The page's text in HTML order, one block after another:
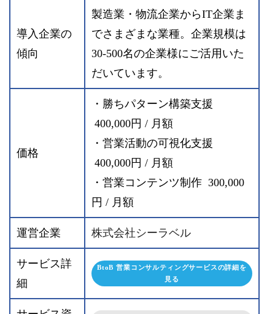
導入企業の
傾向
製造業・物流企業からIT企業ま
でさまざまな業種。企業規模は
30-500名の企業様にご活用いた
だいています。
価格
・勝ちパターン構築支援
400,000円 / 月額
・営業活動の可視化支援
400,000円 / 月額
・営業コンテンツ制作 300,000
円 / 月額
運営企業 株式会社シーラベル
サービス詳
細
BtoB 営業コンサルティングサービスの詳細を
見る